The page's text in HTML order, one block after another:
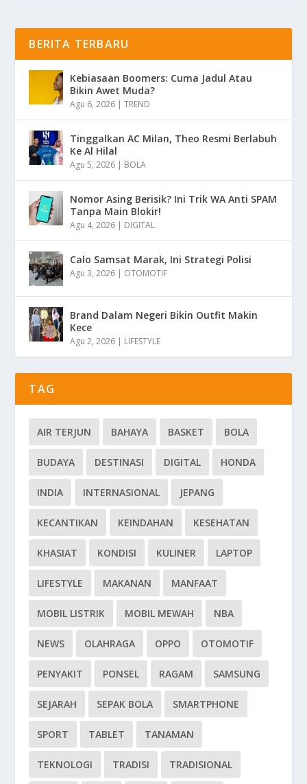
BERITA TERBARU
Kebiasaan Boomers: Cuma Jadul Atau
Bikin Awet Muda?
Agu 6, 2026 |TREND
Tinggalkan AC Milan, Theo Resmi Berlabuh
Ke Al Hilal
Agu 5, 2026 | BOLA
Nomor Asing Berisik? Ini Trik WA Anti SPAM
Tanpa Main Blokir!
Agu 4, 2026 | DIGITAL
Calo Samsat Marak, Ini Strategi Polisi
Agu 3, 2026 | OTOMOTIF
Brand Dalam Negeri Bikin Outfit Makin
Kece
Agu 2, 2026 | LIFESTYLE
TAG
AIR TERJUN BAHAYA BASKET BOLA
BUDAYA DESTINASI DIGITAL HONDA
INDIA INTERNASIONAL JEPANG
KECANTIKAN KEINDAHAN KESEHATAN
KHASIAT KONDISI KULINER LAPTOP
LIFESTYLE MAKANAN MANFAAT
MOBIL LISTRIK MOBIL MEWAH NBA
NEWS OLAHRAGA OPPO OTOMOTIF
PENYAKIT PONSEL RAGAM SAMSUNG
SEJARAH SEPAK BOLA SMARTPHONE
SPORT TABLET TANAMAN
TEKNOLOGI TRADISI TRADISIONAL